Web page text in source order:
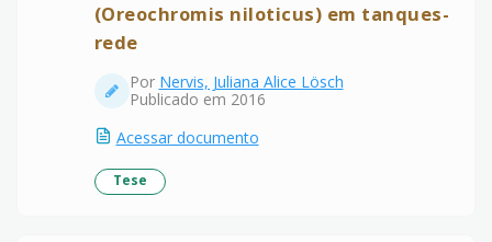
(Oreochromis niloticus) em tanques-
rede
Por Nervis, Juliana Alice Lösch
Publicado em 2016
Acessar documento
Tese